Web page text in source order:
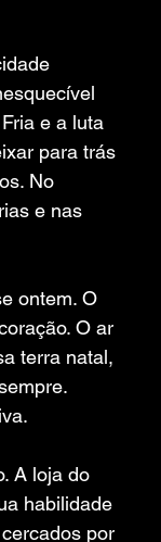
e a luta
para trás
No
e nas
ontem. O
O ar
terra natal,
A loja do
habilidade
por